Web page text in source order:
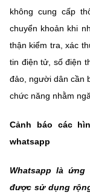
không cung cấp
chuyển khoản khi
thận kiểm tra, xác
tin điện tử, số điện
đảo, người dân cần
chức năng nhằm
Cảnh báo các
whatsapp
Whatsapp là
được sử dụng